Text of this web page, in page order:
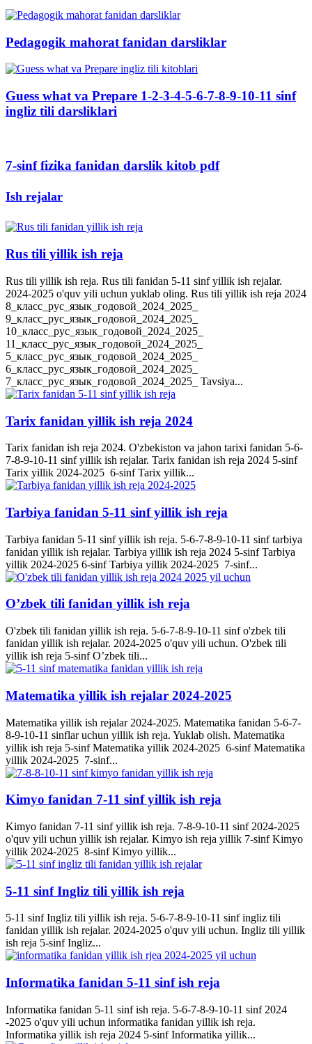
Pedagogik mahorat fanidan darsliklar
Guess what va Prepare 1-2-3-4-5-6-7-8-9-10-11 sinf
ingliz tili darsliklari
7-sinf fizika fanidan darslik kitob pdf
Ish rejalar
Rus tili yillik ish reja
Rus tili yillik ish reja. Rus tili fanidan 5-11 sinf yillik ish rejalar.
2024-2025 o'quv yili uchun yuklab oling. Rus tili yillik ish reja 2024
8_класс_рус_язык_годовой_2024_2025_
9_класс_рус_язык_годовой_2024_2025_
10_класс_рус_язык_годовой_2024_2025_
11_класс_рус_язык_годовой_2024_2025_
5_класс_рус_язык_годовой_2024_2025_
6_класс_рус_язык_годовой_2024_2025_
7_класс_рус_язык_годовой_2024_2025_ Tavsiya...
Tarix fanidan yillik ish reja 2024
Tarix fanidan ish reja 2024. O'zbekiston va jahon tarixi fanidan 5-6-
7-8-9-10-11 sinf yillik ish rejalar. Tarix fanidan ish reja 2024 5-sinf
Tarix yillik 2024-2025 6-sinf Tarix yillik...
Tarbiya fanidan 5-11 sinf yillik ish reja
Tarbiya fanidan 5-11 sinf yillik ish reja. 5-6-7-8-9-10-11 sinf tarbiya
fanidan yillik ish rejalar. Tarbiya yillik ish reja 2024 5-sinf Tarbiya
yillik 2024-2025 6-sinf Tarbiya yillik 2024-2025 7-sinf...
O’zbek tili fanidan yillik ish reja
O'zbek tili fanidan yillik ish reja. 5-6-7-8-9-10-11 sinf o'zbek tili
fanidan yillik ish rejalar. 2024-2025 o'quv yili uchun. O'zbek tili
yillik ish reja 5-sinf O’zbek tili...
Matematika yillik ish rejalar 2024-2025
Matematika yillik ish rejalar 2024-2025. Matematika fanidan 5-6-7-
8-9-10-11 sinflar uchun yillik ish reja. Yuklab olish. Matematika
yillik ish reja 5-sinf Matematika yillik 2024-2025 6-sinf Matematika
yillik 2024-2025 7-sinf...
Kimyo fanidan 7-11 sinf yillik ish reja
Kimyo fanidan 7-11 sinf yillik ish reja. 7-8-9-10-11 sinf 2024-2025
o'quv yili uchun yillik ish rejalar. Kimyo ish reja yillik 7-sinf Kimyo
yillik 2024-2025 8-sinf Kimyo yillik...
5-11 sinf Ingliz tili yillik ish reja
5-11 sinf Ingliz tili yillik ish reja. 5-6-7-8-9-10-11 sinf ingliz tili
fanidan yillik ish rejalar. 2024-2025 o'quv yili uchun. Ingliz tili yillik
ish reja 5-sinf Ingliz...
Informatika fanidan 5-11 sinf ish reja
Informatika fanidan 5-11 sinf ish reja. 5-6-7-8-9-10-11 sinf 2024
-2025 o'quv yili uchun informatika fanidan yillik ish reja.
Informatika yillik ish reja 2024 5-sinf Informatika yillik...